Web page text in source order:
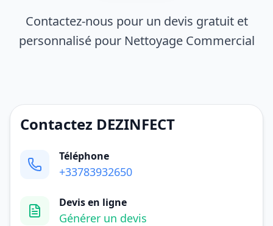
Contactez-nous pour un devis gratuit et
personnalisé pour Nettoyage Commercial
Contactez DEZINFECT
Téléphone
+33783932650
Devis en ligne
Générer un devis